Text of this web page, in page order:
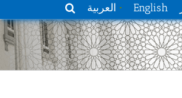
English العربية